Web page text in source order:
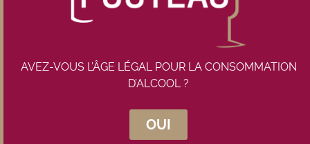
Maison Pouteau
AVEZ-VOUS L’ÂGE LÉGAL POUR LA CONSOMMATION
D’ALCOOL ?
OUI